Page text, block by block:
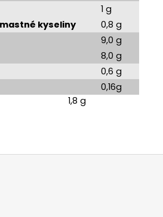
1 g
kyseliny
0,8 g
9,0 g
8,0 g
0,6 g
0,16g
1,8 g